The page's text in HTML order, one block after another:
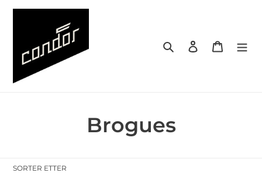
innholdet
Søk Logg på
S
Brogues
SORTER ETTER